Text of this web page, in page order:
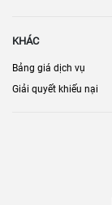
KHÁC
Bảng giá dịch vụ
Giải quyết khiếu nại